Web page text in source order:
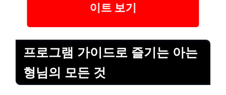
이트 보기
프로그램 가이드로 즐기는 아는
형님의 모든 것